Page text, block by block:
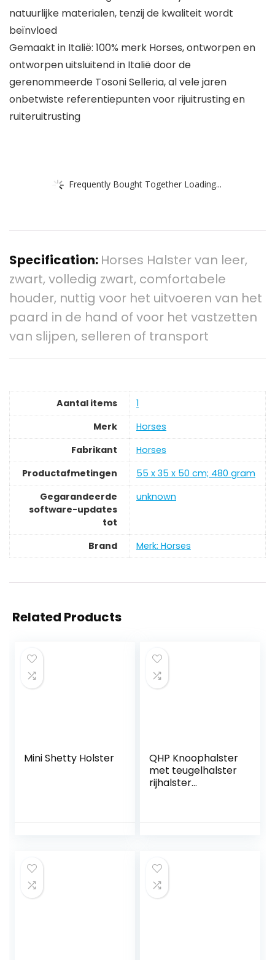
natuurlijke materialen, tenzij de kwaliteit wordt
beïnvloed
Gemaakt in Italië: 100% merk Horses, ontworpen en
ontworpen uitsluitend in Italië door de
gerenommeerde Tosoni Selleria, al vele jaren
onbetwiste referentiepunten voor rijuitrusting en
ruiteruitrusting
Frequently Bought Together Loading...
Specification: Horses Halster van leer,
zwart, volledig zwart, comfortabele
houder, nuttig voor het uitvoeren van het
paard in de hand of voor het vastzetten
van slijpen, selleren of transport
Aantal items
‎1
Merk
‎Horses
Fabrikant
‎Horses
Productafmetingen
‎55 x 35 x 50 cm; 480 gram
Gegarandeerde
software-updates
tot
‎unknown
Brand Merk: Horses
Related Products
Mini Shetty Holster
QHP Knoophalster
met teugelhalster
rijhalster